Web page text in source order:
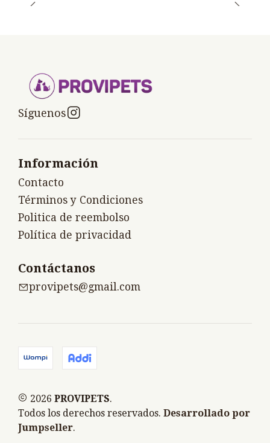
Síguenos
Información
Contacto
Términos y Condiciones
Politica de reembolso
Política de privacidad
Contáctanos
provipets@gmail.com
2026 PROVIPETS.
Todos los derechos reservados. Desarrollado por
Jumpseller.